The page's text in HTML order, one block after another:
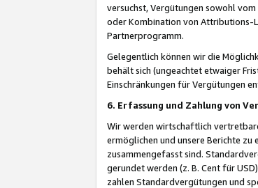
versuchst, Vergütungen sowohl
oder Kombination von Attributions-
Partnerprogramm.
Gelegentlich können wir die
behält sich (ungeachtet etwaiger
Einschränkungen für Vergütungen
6. Erfassung und Zahlung von
Wir werden wirtschaftlich
ermöglichen und unsere Berichte
zusammengefasst sind.
gerundet werden (z. B. Cent für
zahlen Standardvergütungen und